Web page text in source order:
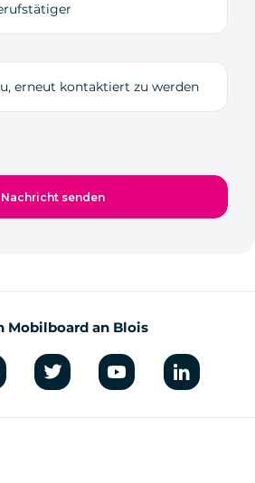
erneut kontaktiert zu werden
Mobilboard an Blois